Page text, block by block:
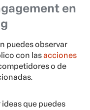
en
puedes observar
con lasacciones
o de
que puedes